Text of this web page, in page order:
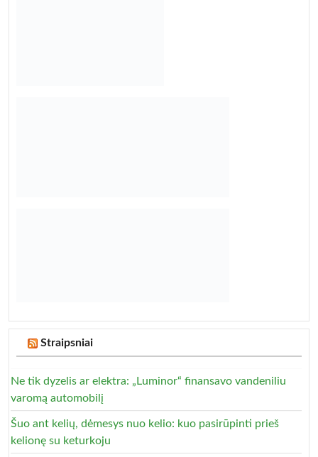
Straipsniai
Ne tik dyzelis ar elektra: „Luminor“ finansavo vandeniliu
varomą automobilį
Šuo ant kelių, dėmesys nuo kelio: kuo pasirūpinti prieš
kelionę su keturkoju